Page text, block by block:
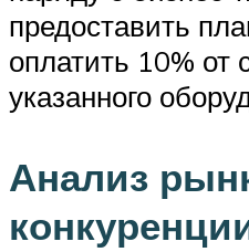
предоставить
оплатить 10% от
указанного
Анализ